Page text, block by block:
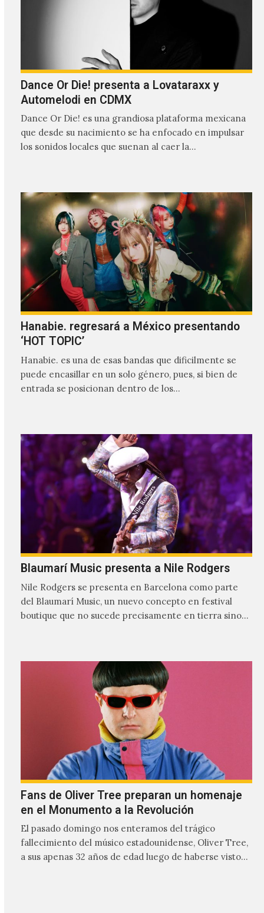
Dance Or Die! presenta a Lovataraxx y
Automelodi en CDMX
Dance Or Die! es una grandiosa plataforma mexicana
que desde su nacimiento se ha enfocado en impulsar
los sonidos locales que suenan al caer la…
Hanabie. regresará a México presentando
‘HOT TOPIC’
Hanabie. es una de esas bandas que dificilmente se
puede encasillar en un solo género, pues, si bien de
entrada se posicionan dentro de los…
Blaumarí Music presenta a Nile Rodgers
Nile Rodgers se presenta en Barcelona como parte
del Blaumarí Music, un nuevo concepto en festival
boutique que no sucede precisamente en tierra sino
Fans de Oliver Tree preparan un homenaje
en el Monumento a la Revolución
El pasado domingo nos enteramos del trágico
fallecimiento del músico estadounidense, Oliver Tree,
a sus apenas 32 años de edad luego de haberse visto